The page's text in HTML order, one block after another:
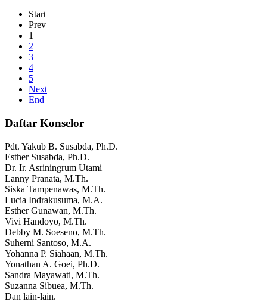
Start
Prev
1
2
3
4
5
Next
End
Daftar Konselor
Pdt. Yakub B. Susabda, Ph.D.
Esther Susabda, Ph.D.
Dr. Ir. Asriningrum Utami
Lanny Pranata, M.Th.
Siska Tampenawas, M.Th.
Lucia Indrakusuma, M.A.
Esther Gunawan, M.Th.
Vivi Handoyo, M.Th.
Debby M. Soeseno, M.Th.
Suherni Santoso, M.A.
Yohanna P. Siahaan, M.Th.
Yonathan A. Goei, Ph.D.
Sandra Mayawati, M.Th.
Suzanna Sibuea, M.Th.
Dan lain-lain.